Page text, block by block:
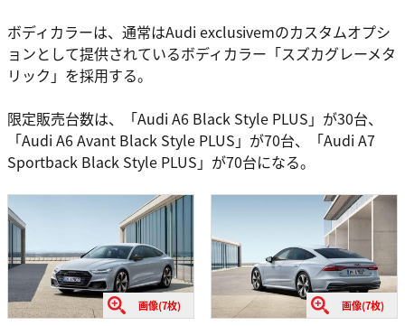
ボディカラーは、通常はAudi exclusivemのカスタムオプシ
ョンとして提供されているボディカラー「スズカグレーメタ
リック」を採用する。
限定販売台数は、「Audi A6 Black Style PLUS」が30台、
「Audi A6 Avant Black Style PLUS」が70台、「Audi A7
Sportback Black Style PLUS」が70台になる。
画像(7枚) 画像(7枚)